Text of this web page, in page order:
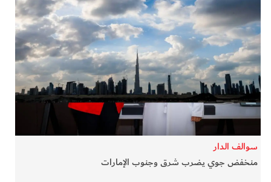
سوالف الدار
بيزنس
في المرمى
وثائقيات الخور
فن وثقافة
كوكب دبي
سوالف الدار
منخفض جوي يضرب شرق وجنوب الإمارات